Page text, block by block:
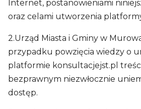
Internet, postanowieniami
oraz celami utworzenia
2.Urząd Miasta i Gminy w
przypadku powzięcia wiedzy o
platformie konsultacjejst.pl
bezprawnym niezwłocznie
dostęp.